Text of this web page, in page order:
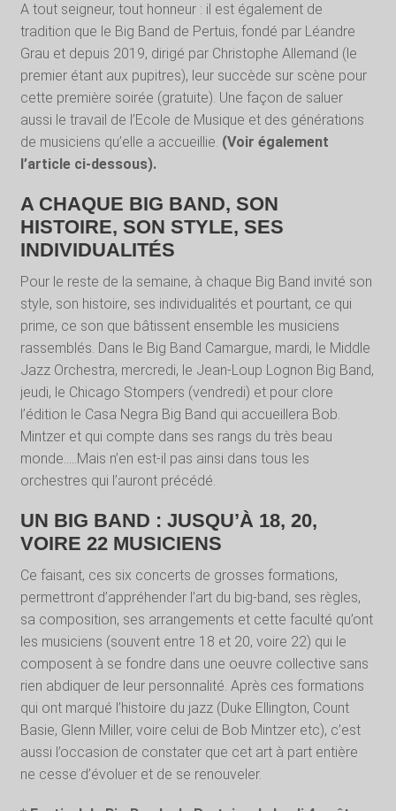
A tout seigneur, tout honneur : il est également de
tradition que le Big Band de Pertuis, fondé par Léandre
Grau et depuis 2019, dirigé par Christophe Allemand (le
premier étant aux pupitres), leur succède sur scène pour
cette première soirée (gratuite). Une façon de saluer
aussi le travail de l’Ecole de Musique et des générations
de musiciens qu’elle a accueillie. (Voir également
l’article ci-dessous).
A CHAQUE BIG BAND, SON
HISTOIRE, SON STYLE, SES
INDIVIDUALITÉS
Pour le reste de la semaine, à chaque Big Band invité son
style, son histoire, ses individualités et pourtant, ce qui
prime, ce son que bâtissent ensemble les musiciens
rassemblés. Dans le Big Band Camargue, mardi, le Middle
Jazz Orchestra, mercredi, le Jean-Loup Lognon Big Band,
jeudi, le Chicago Stompers (vendredi) et pour clore
l’édition le Casa Negra Big Band qui accueillera Bob.
Mintzer et qui compte dans ses rangs du très beau
monde..…Mais n’en est-il pas ainsi dans tous les
orchestres qui l’auront précédé.
UN BIG BAND : JUSQU’À 18, 20,
VOIRE 22 MUSICIENS
Ce faisant, ces six concerts de grosses formations,
permettront d’appréhender l’art du big-band, ses règles,
sa composition, ses arrangements et cette faculté qu’ont
les musiciens (souvent entre 18 et 20, voire 22) qui le
composent à se fondre dans une oeuvre collective sans
rien abdiquer de leur personnalité. Après ces formations
qui ont marqué l’histoire du jazz (Duke Ellington, Count
Basie, Glenn Miller, voire celui de Bob Mintzer etc), c’est
aussi l’occasion de constater que cet art à part entière
ne cesse d’évoluer et de se renouveler.